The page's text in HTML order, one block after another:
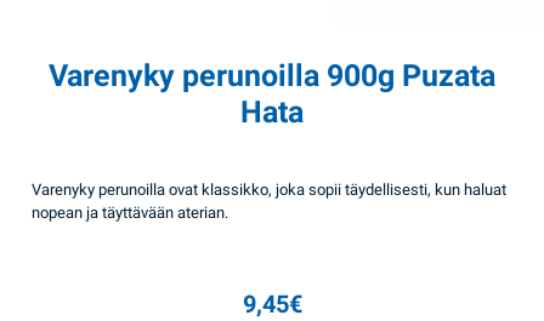
Varenyky perunoilla 900g Puzata
Hata
Varenyky perunoilla ovat klassikko, joka sopii täydellisesti, kun haluat
nopean ja täyttävään aterian.
9,45€